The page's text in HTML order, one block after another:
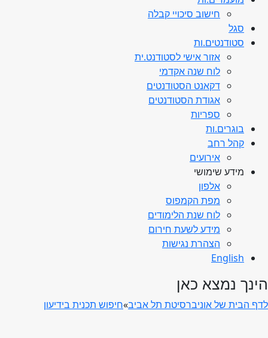
חישוב סיכויי קבלה
סגל
סטודנטים.ות
אזור אישי לסטודנט.ית
לוח שנה אקדמי
דקאנט הסטודנטים
אגודת הסטודנטים
ספריות
בוגרים.ות
קהל רחב
אירועים
מידע שימושי
אלפון
מפת הקמפוס
לוח שנת הלימודים
מידע לשעת חירום
הצהרת נגישות
English
הינך נמצא כאן
לדף הבית של אוניברסיטת תל אביב»חיפוש תכנית בידיעון